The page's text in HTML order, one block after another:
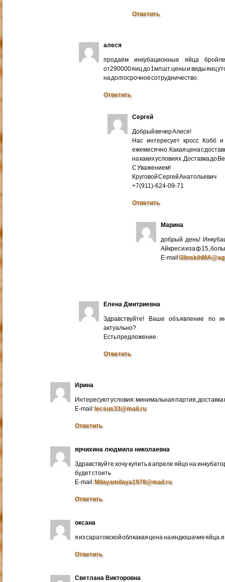
Ответить
алеся
продаём инкубационные яйца
от290000 яиц до 1мл шт.цены и виды яиц
на долгосрочное сотрудничество.
Ответить
Сергей
Добрый вечер Алеся!
Нас интересует кросс Кобб
ежемесячно. Какая цена с
на каких условиях. Доставка до
С Уважением!
Круговой Сергей Анатольевич
+7(911)-624-09-71
Ответить
Марина
добрый день!
Айкрес и иза ф 15,
E-mail
Елена Дмитриевна
Здравствуйте! Ваше объявление по
актуально?
Есть предложение.
Ответить
Ирина
Интересуют условия: минимальная партия, доставка
E-mail:lecsus33@mail.ru
Ответить
ярчихина людмила николаевна
Здравствуйте хочу купить в апреле яйцо на
будет стоить
E-mail:Milayamilaya1978@mail.ru
Ответить
оксана
я из саратовской обл какая цена на индюшачие яйца.и
Ответить
Светлана Викторовна